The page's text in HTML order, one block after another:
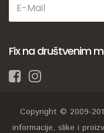
Fix na društvenim
Copyright © 2009-
informacije, slike i